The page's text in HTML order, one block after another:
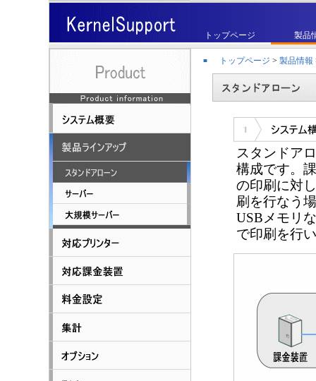
トップページ 製品
■ トップページ > 製品情報
スタンドア
構成です。
の印刷に対
刷を行なう
USBメモリ
で印刷を行